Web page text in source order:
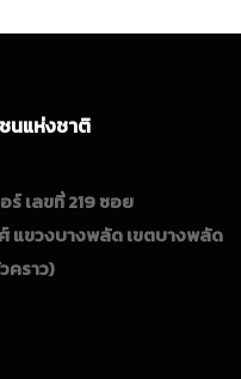
นแห่งชาติ
เลขที่ 219 ซอย
ขวงบางพลัด เขตบางพลัด
คราว)